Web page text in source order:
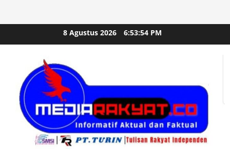
to
8 Agustus 2026 6:53:55 PM